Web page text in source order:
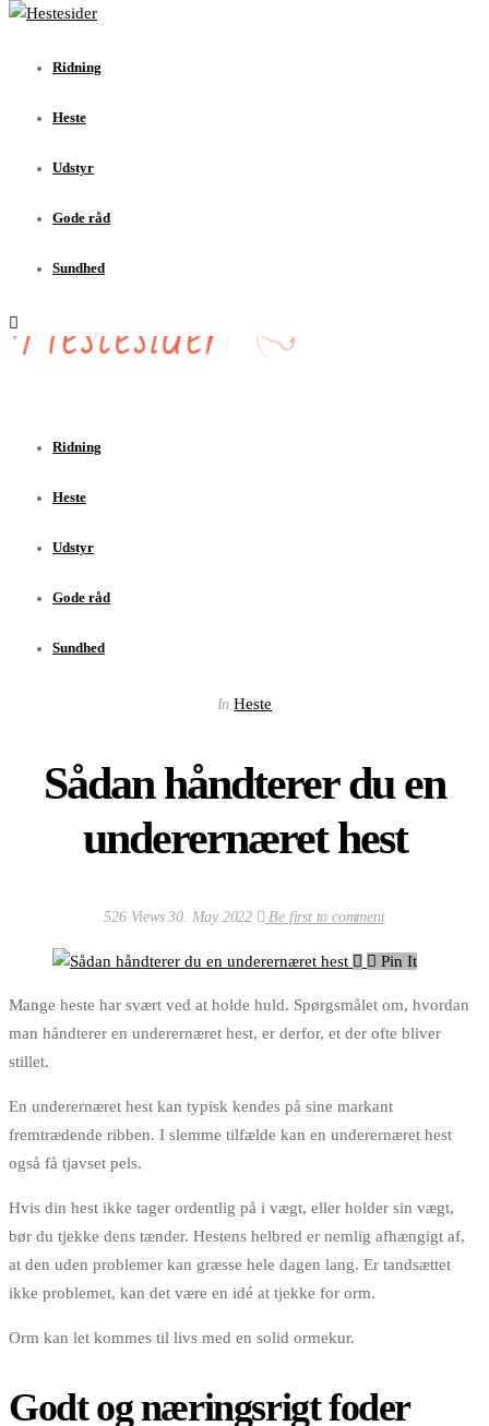
Ridning
Heste
Udstyr
Gode råd
Sundhed
Ridning
Heste
Udstyr
Gode råd
Sundhed
In Heste
Sådan håndterer du en
underernæret hest
526 Views30. May 2022 Be first to comment
Pin It
Mange heste har svært ved at holde huld. Spørgsmålet om, hvordan
man håndterer en underernæret hest, er derfor, et der ofte bliver
stillet.
En underernæret hest kan typisk kendes på sine markant
fremtrædende ribben. I slemme tilfælde kan en underernæret hest
også få tjavset pels.
Hvis din hest ikke tager ordentlig på i vægt, eller holder sin vægt,
bør du tjekke dens tænder. Hestens helbred er nemlig afhængigt af,
at den uden problemer kan græsse hele dagen lang. Er tandsættet
ikke problemet, kan det være en idé at tjekke for orm.
Orm kan let kommes til livs med en solid ormekur.
Godt og næringsrigt foder